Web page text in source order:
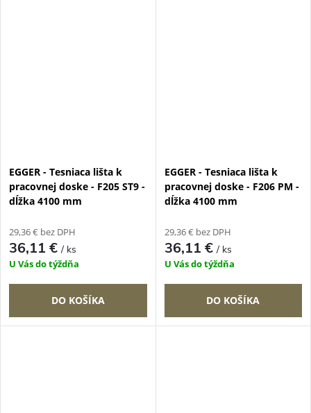
EGGER - Tesniaca lišta k
pracovnej doske - F205 ST9 -
dĺžka 4100 mm
29,36 € bez DPH
36,11 €/ ks
U Vás do týždňa
DO KOŠÍKA
EGGER - Tesniaca lišta k
pracovnej doske - F206 PM -
dĺžka 4100 mm
29,36 € bez DPH
36,11 €/ ks
U Vás do týždňa
DO KOŠÍKA